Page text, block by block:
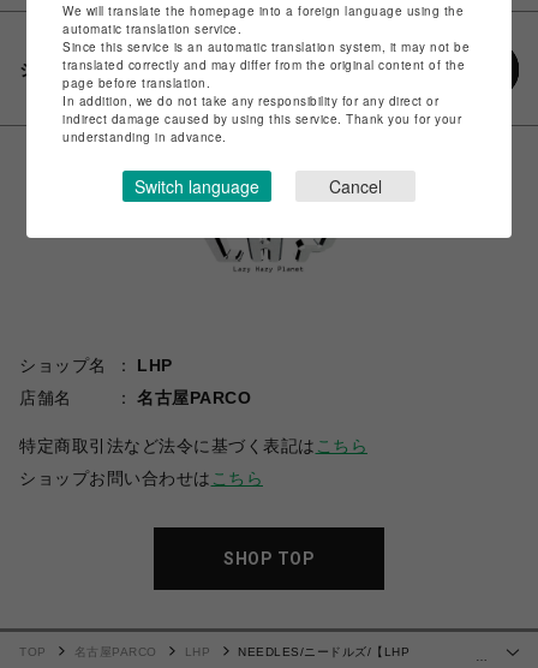
シェアする
ショップ名
LHP
店舗名
名古屋PARCO
特定商取引法など法令に基づく表記は こちら
ショップお問い合わせは こちら
SHOP TOP
…
TOP 名古屋PARCO LHP
NEEDLES/ニードルズ/【LHP
We will translate the homepage into a foreign language using the
automatic translation service.
Since this service is an automatic translation system, it may not be
translated correctly and may differ from the original content of the
page before translation.
In addition, we do not take any responsibility for any direct or
indirect damage caused by using this service. Thank you for your
understanding in advance.
Switch language Cancel